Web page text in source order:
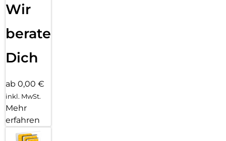
Wir
beraten
Dich
ab 0,00 €
inkl. MwSt.
Mehr
erfahren